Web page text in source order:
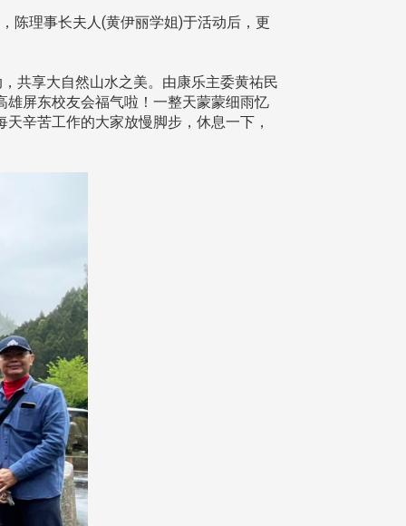
理事长夫人(黄伊丽学姐)于活动后，更
享大自然山水之美。由康乐主委黄祐民
屏东校友会福气啦！一整天蒙蒙细雨忆
辛苦工作的大家放慢脚步，休息一下，